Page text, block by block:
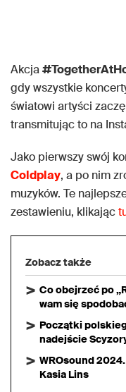
Akcja
gdy wszystkie
światowi artyści
transmitując to na
Jako pierwszy swój
Coldplay, a po nim
muzyków. Te
zestawieniu, klikając
Zobacz także
Co obejrzeć po
wam się
Początki
nadejście
WROsound
Kasia Lins